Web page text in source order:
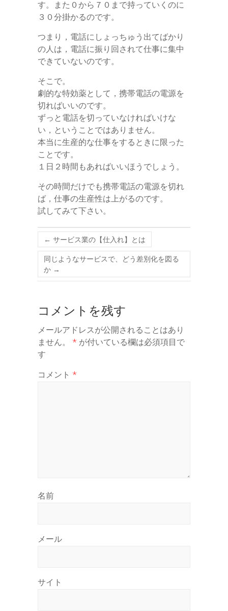
す。また０から７０まで持っていくのに
３０分掛かるのです。
つまり，電話にしょっちゅう出てばかり
の人は，電話に振り回されて仕事に集中
できていないのです。
そこで。
劇的な特効薬として，携帯電話の電源を
切ればいいのです。
ずっと電話を切っていなければいけな
い，ということではありません。
本当に生産的な仕事をするときに限った
ことです。
１日２時間もあればいいほうでしょう。
その時間だけでも携帯電話の電源を切れ
ば，仕事の生産性は上がるのです。
試してみて下さい。
← サービス業の【仕入れ】とは
同じようなサービスで、どう差別化を図る
か →
コメントを残す
メールアドレスが公開されることはあり
ません。
* が付いている欄は必須項目で
す
コメント *
名前
メール
サイト